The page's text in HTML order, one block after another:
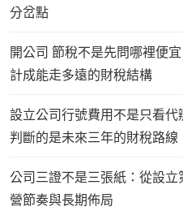
分岔點
開公司 節稅不是先問哪裡便
計成能走多遠的財稅結構
設立公司行號費用不是只看
判斷的是未來三年的財稅路線
公司三證不是三張紙：從設
營節奏與長期佈局